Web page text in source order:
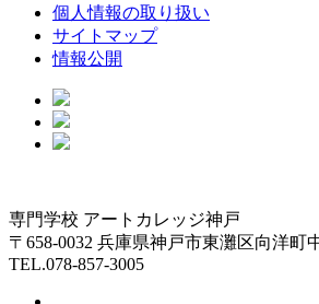
個人情報の取り扱い
サイトマップ
情報公開
専門学校 アートカレッジ神戸
〒658-0032 兵庫県神戸市東灘区向洋町
TEL.078-857-3005